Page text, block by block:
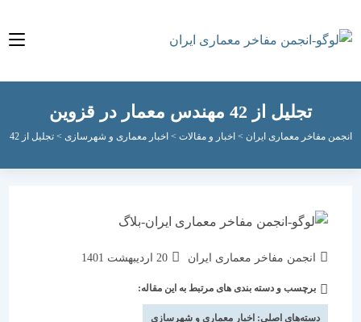
تجلیل از 42 مهندس معمار در قزوین
مفاخر معماری ایران > اخبار و مقالات>اخبار معماری و شهرسازی>تجلیل از 42 مهندس معمار در قزوین
انجمن مفاخر معماری ایران
نوشته
شده
است:
20 اردیبهشت 1401
برچسب و دسته بندی های مرتبط به این مقاله:
دسته‌های اصلی:اخبار معماری و شهرسازی